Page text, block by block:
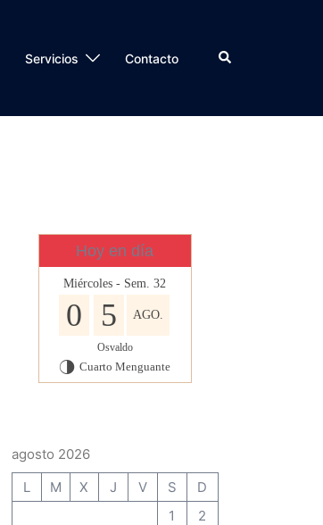
Servicios Contacto Buscar
Hoy en día
Miércoles - Sem. 32
0 5 AGO.
Osvaldo
T Cuarto Menguante
agosto 2026
L
M X J V S
D
1
2